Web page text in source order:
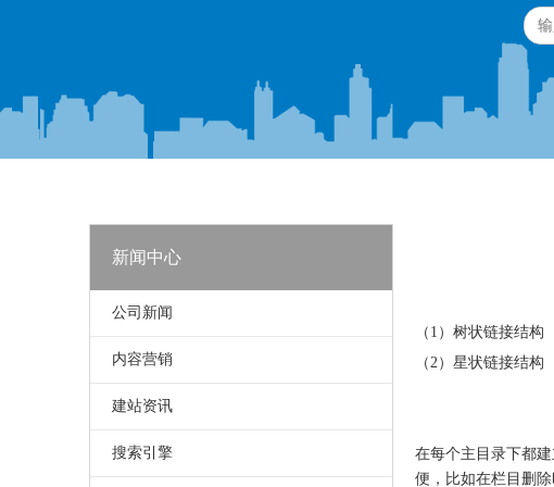
新闻中心
公司新闻
内容营销
建站资讯
搜索引擎
（1）树状链接结构
（2）星状链接结构
在每个主目录下都
便，比如在栏目删